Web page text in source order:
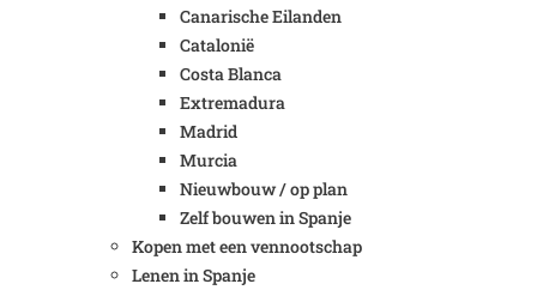
Canarische Eilanden
Catalonië
Costa Blanca
Extremadura
Madrid
Murcia
Nieuwbouw / op plan
Zelf bouwen in Spanje
Kopen met een vennootschap
Lenen in Spanje